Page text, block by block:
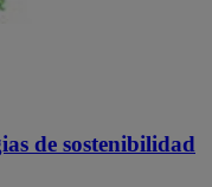
de sostenibilidad